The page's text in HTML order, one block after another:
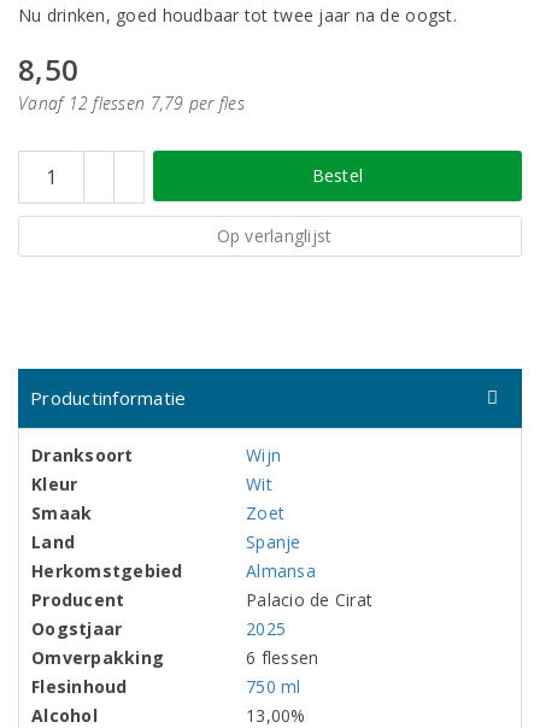
Nu drinken, goed houdbaar tot twee jaar na de oogst.
8,50
Vanaf 12 flessen 7,79 per fles
Bestel
Op verlanglijst
Productinformatie
Dranksoort
Wijn
Kleur
Wit
Smaak
Zoet
Land
Spanje
Herkomstgebied
Almansa
Producent
Palacio de Cirat
Oogstjaar
2025
Omverpakking
6 flessen
Flesinhoud
750 ml
Alcohol
13,00%